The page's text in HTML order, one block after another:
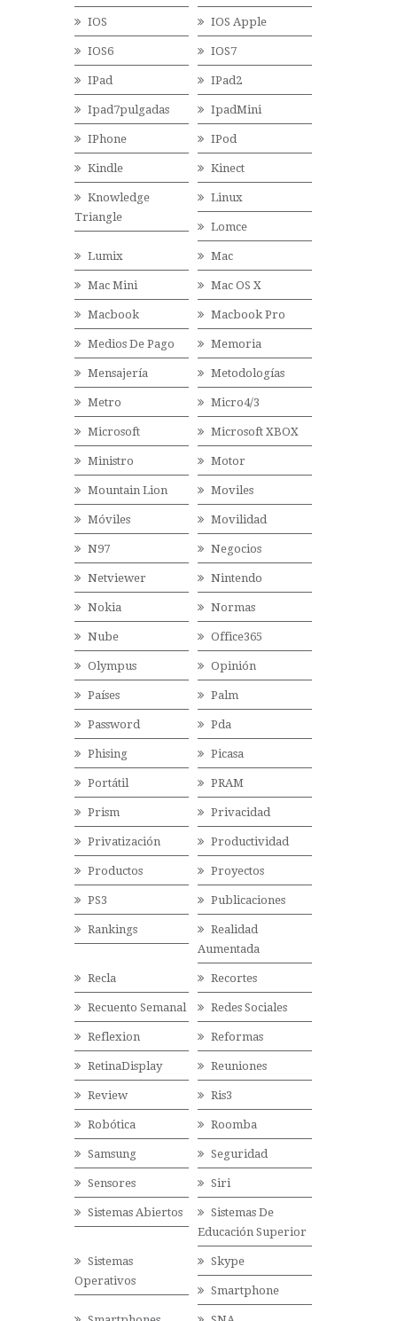
IOS IOS Apple
IOS6 IOS7
IPad IPad2
Ipad7pulgadas IpadMini
IPhone IPod
Kindle Kinect
Knowledge
Triangle
Linux
Lomce
Lumix Mac
Mac Mini Mac OS X
Macbook Macbook Pro
Medios De Pago Memoria
Mensajería Metodologías
Metro Micro4/3
Microsoft Microsoft XBOX
Ministro Motor
Mountain Lion Moviles
Móviles Movilidad
N97 Negocios
Netviewer Nintendo
Nokia Normas
Nube Office365
Olympus Opinión
Países Palm
Password Pda
Phising Picasa
Portátil PRAM
Prism Privacidad
Privatización Productividad
Productos Proyectos
PS3 Publicaciones
Rankings
Realidad
Aumentada
Recla Recortes
Recuento Semanal Redes Sociales
Reflexion Reformas
RetinaDisplay Reuniones
Review Ris3
Robótica Roomba
Samsung Seguridad
Sensores Siri
Sistemas Abiertos
Sistemas De
Educación Superior
Sistemas
Operativos
Skype
Smartphone